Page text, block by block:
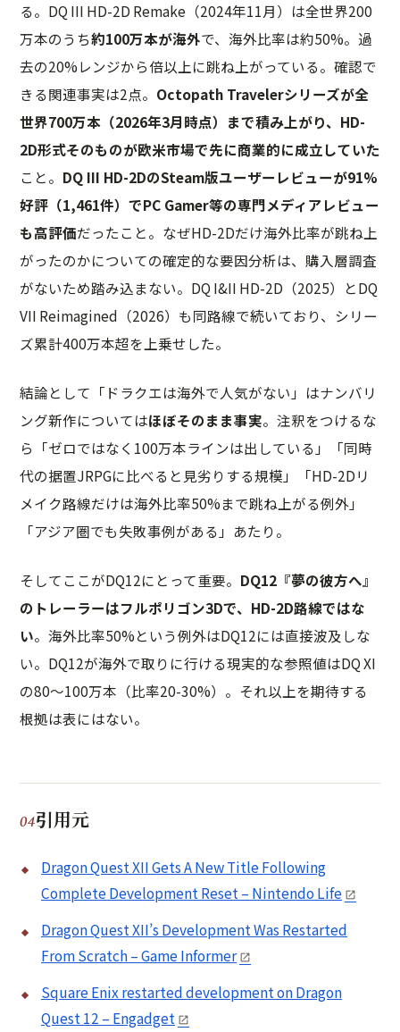
る。DQ III HD-2D Remake（2024年11月）は全世界200
万本のうち約100万本が海外で、海外比率は約50%。過
去の20%レンジから倍以上に跳ね上がっている。確認で
きる関連事実は2点。 Octopath Travelerシリーズが全
世界700万本（2026年3月時点）まで積み上がり、HD-
2D形式そのものが欧米市場で先に商業的に成立していた
こと。 DQ III HD-2DのSteam版ユーザーレビューが91%
好評（1,461件）でPC Gamer等の専門メディアレビュー
も高評価だったこと。なぜHD-2Dだけ海外比率が跳ね上
がったのかについての確定的な要因分析は、購入層調査
がないため踏み込まない。DQ I&II HD-2D（2025）とDQ
VII Reimagined（2026）も同路線で続いており、シリー
ズ累計400万本超を上乗せした。
結論として「ドラクエは海外で人気がない」はナンバリ
ング新作についてはほぼそのまま事実。注釈をつけるな
ら「ゼロではなく100万本ラインは出している」「同時
代の据置JRPGに比べると見劣りする規模」「HD-2Dリ
メイク路線だけは海外比率50%まで跳ね上がる例外」
「アジア圏でも失敗事例がある」あたり。
そしてここがDQ12にとって重要。 DQ12『夢の彼方へ』
のトレーラーはフルポリゴン3Dで、HD-2D路線ではな
い。海外比率50%という例外はDQ12には直接波及しな
い。DQ12が海外で取りに行ける現実的な参照値はDQ XI
の80〜100万本（比率20-30%）。それ以上を期待する
根拠は表にはない。
引用元
Dragon Quest XII Gets A New Title Following
Complete Development Reset – Nintendo Life
Dragon Quest XII’s Development Was Restarted
From Scratch – Game Informer
Square Enix restarted development on Dragon
Quest 12 – Engadget